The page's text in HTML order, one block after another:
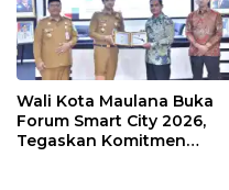
Wali Kota Maulana Buka
Forum Smart City 2026,
Tegaskan Komitmen